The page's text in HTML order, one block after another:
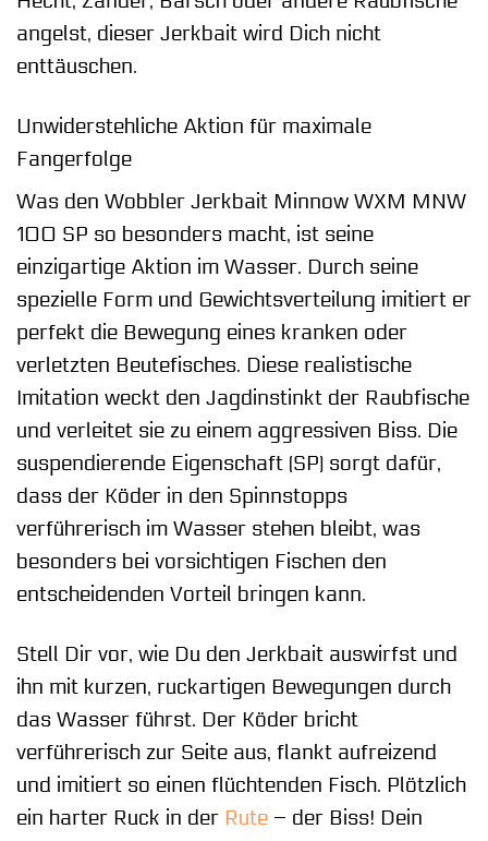
angelst, dieser Jerkbait wird Dich nicht
enttäuschen.
Unwiderstehliche Aktion für maximale
Fangerfolge
Was den Wobbler Jerkbait Minnow WXM MNW
100 SP so besonders macht, ist seine
einzigartige Aktion im Wasser. Durch seine
spezielle Form und Gewichtsverteilung imitiert er
perfekt die Bewegung eines kranken oder
verletzten Beutefisches. Diese realistische
Imitation weckt den Jagdinstinkt der Raubfische
und verleitet sie zu einem aggressiven Biss. Die
suspendierende Eigenschaft (SP) sorgt dafür,
dass der Köder in den Spinnstopps
verführerisch im Wasser stehen bleibt, was
besonders bei vorsichtigen Fischen den
entscheidenden Vorteil bringen kann.
Stell Dir vor, wie Du den Jerkbait auswirfst und
ihn mit kurzen, ruckartigen Bewegungen durch
das Wasser führst. Der Köder bricht
verführerisch zur Seite aus, flankt aufreizend
und imitiert so einen flüchtenden Fisch. Plötzlich
ein harter Ruck in der Rute – der Biss! Dein